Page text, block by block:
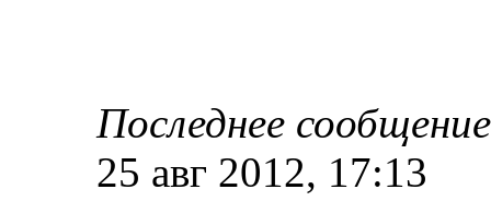
Последнее
25 авг 2012, 17:13